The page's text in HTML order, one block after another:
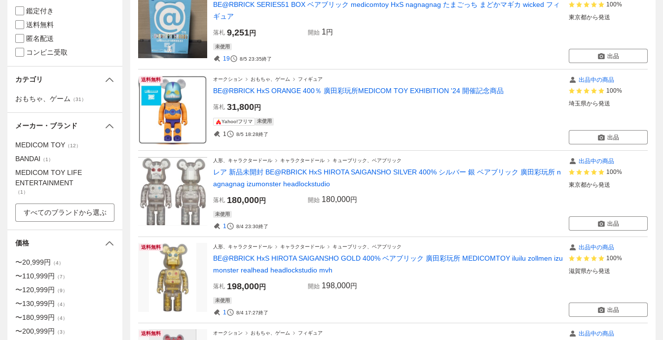
BE@RBRICK SERIES51 BOX ベアブリック medicomtoy HxS nagnagnag たまごっち まどかマギカ wicked フィ
ギュア
落札 9,251円 開始 1円
未使用
19 8/5 23:35終了
100%
東京都から発送
出品
送料無料 オークション おもちゃ、ゲーム フィギュア
BE@RBRICK HxS ORANGE 400％ 廣田彩玩所MEDICOM TOY EXHIBITION '24 開催記念商品
落札 31,800円
Yahoo!フリマ 未使用
1 8/5 18:28終了
出品中の商品
100%
埼玉県から発送
出品
人形、キャラクタードール キャラクタードール キューブリック、ベアブリック
レア 新品未開封 BE@RBRICK HxS HIROTA SAIGANSHO SILVER 400% シルバー 銀 ベアブリック 廣田彩玩所 n
agnagnag izumonster headlockstudio
落札 180,000円 開始 180,000円
未使用
1 8/4 23:30終了
出品中の商品
100%
東京都から発送
出品
送料無料 人形、キャラクタードール キャラクタードール キューブリック、ベアブリック
BE@RBRICK HxS HIROTA SAIGANSHO GOLD 400% ベアブリック 廣田彩玩所 MEDICOMTOY iluilu zollmen izu
monster realhead headlockstudio mvh
落札 198,000円 開始 198,000円
未使用
1 8/4 17:27終了
出品中の商品
100%
滋賀県から発送
出品
送料無料 オークション おもちゃ、ゲーム フィギュア
出品中の商品
鑑定付き
送料無料
匿名配送
コンビニ受取
カテゴリ
おもちゃ、ゲーム （31 ）
メーカー・ブランド
MEDICOM TOY （12）
BANDAI （1 ）
MEDICOM TOY LIFE
ENTERTAINMENT
（1 ）
すべてのブランドから選ぶ
価格
〜20,999円 （4）
〜110,999円 （7）
〜120,999円 （9）
〜130,999円 （4）
〜180,999円 （4）
〜200,999円 （3）